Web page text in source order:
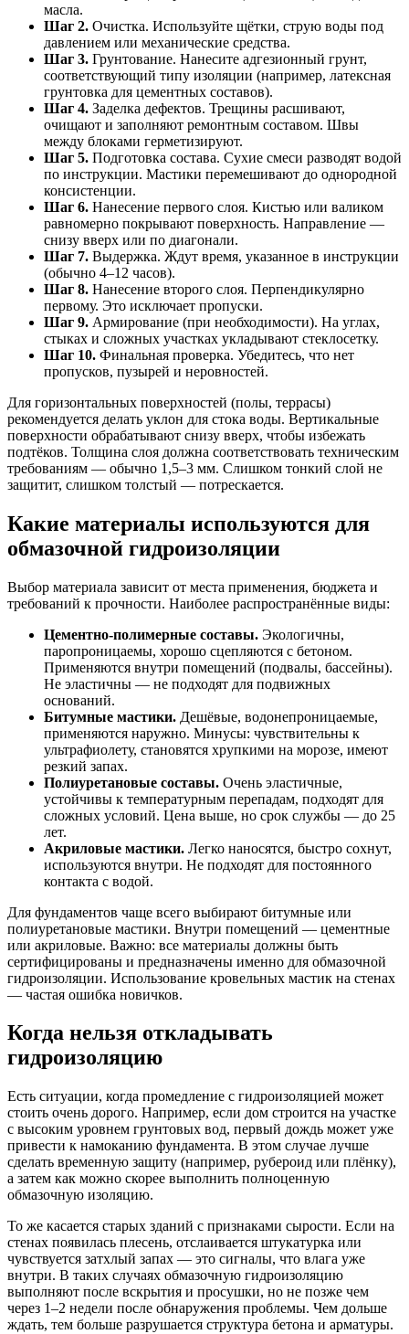
масла.
Шаг 2. Очистка. Используйте щётки, струю воды под
давлением или механические средства.
Шаг 3. Грунтование. Нанесите адгезионный грунт,
соответствующий типу изоляции (например, латексная
грунтовка для цементных составов).
Шаг 4. Заделка дефектов. Трещины расшивают,
очищают и заполняют ремонтным составом. Швы
между блоками герметизируют.
Шаг 5. Подготовка состава. Сухие смеси разводят водой
по инструкции. Мастики перемешивают до однородной
консистенции.
Шаг 6. Нанесение первого слоя. Кистью или валиком
равномерно покрывают поверхность. Направление —
снизу вверх или по диагонали.
Шаг 7. Выдержка. Ждут время, указанное в инструкции
(обычно 4–12 часов).
Шаг 8. Нанесение второго слоя. Перпендикулярно
первому. Это исключает пропуски.
Шаг 9. Армирование (при необходимости). На углах,
стыках и сложных участках укладывают стеклосетку.
Шаг 10. Финальная проверка. Убедитесь, что нет
пропусков, пузырей и неровностей.
Для горизонтальных поверхностей (полы, террасы)
рекомендуется делать уклон для стока воды. Вертикальные
поверхности обрабатывают снизу вверх, чтобы избежать
подтёков. Толщина слоя должна соответствовать техническим
требованиям — обычно 1,5–3 мм. Слишком тонкий слой не
защитит, слишком толстый — потрескается.
Какие материалы используются для
обмазочной гидроизоляции
Выбор материала зависит от места применения, бюджета и
требований к прочности. Наиболее распространённые виды:
Цементно-полимерные составы. Экологичны,
паропроницаемы, хорошо сцепляются с бетоном.
Применяются внутри помещений (подвалы, бассейны).
Не эластичны — не подходят для подвижных
оснований.
Битумные мастики. Дешёвые, водонепроницаемые,
применяются наружно. Минусы: чувствительны к
ультрафиолету, становятся хрупкими на морозе, имеют
резкий запах.
Полиуретановые составы. Очень эластичные,
устойчивы к температурным перепадам, подходят для
сложных условий. Цена выше, но срок службы — до 25
лет.
Акриловые мастики. Легко наносятся, быстро сохнут,
используются внутри. Не подходят для постоянного
контакта с водой.
Для фундаментов чаще всего выбирают битумные или
полиуретановые мастики. Внутри помещений — цементные
или акриловые. Важно: все материалы должны быть
сертифицированы и предназначены именно для обмазочной
гидроизоляции. Использование кровельных мастик на стенах
— частая ошибка новичков.
Когда нельзя откладывать
гидроизоляцию
Есть ситуации, когда промедление с гидроизоляцией может
стоить очень дорого. Например, если дом строится на участке
с высоким уровнем грунтовых вод, первый дождь может уже
привести к намоканию фундамента. В этом случае лучше
сделать временную защиту (например, рубероид или плёнку),
а затем как можно скорее выполнить полноценную
обмазочную изоляцию.
То же касается старых зданий с признаками сырости. Если на
стенах появилась плесень, отслаивается штукатурка или
чувствуется затхлый запах — это сигналы, что влага уже
внутри. В таких случаях обмазочную гидроизоляцию
выполняют после вскрытия и просушки, но не позже чем
через 1–2 недели после обнаружения проблемы. Чем дольше
ждать, тем больше разрушается структура бетона и арматуры.